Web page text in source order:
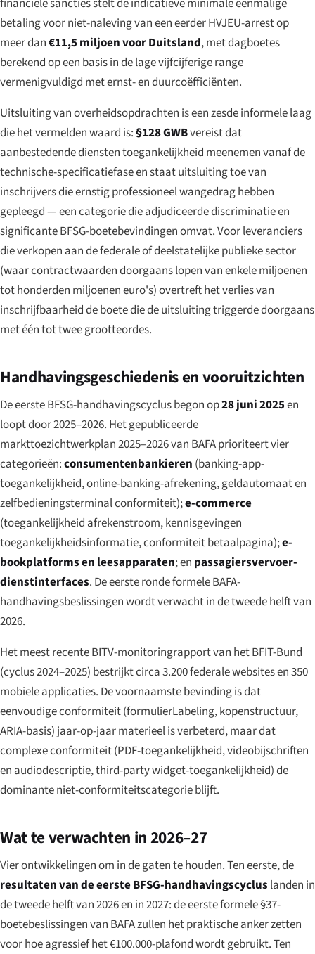
betaling voor niet-naleving van een eerder HVJEU-arrest op
meer dan€11,5 miljoen voor Duitsland, met dagboetes
berekend op een basis in de lage vijfcijferige range
vermenigvuldigd met ernst- en duurcoëfficiënten.
Uitsluiting van overheidsopdrachten is een zesde informele laag
die het vermelden waard is:§128 GWBvereist dat
aanbestedende diensten toegankelijkheid meenemen vanaf de
technische-specificatiefase en staat uitsluiting toe van
inschrijvers die ernstig professioneel wangedrag hebben
gepleegd — een categorie die adjudiceerde discriminatie en
significante BFSG-boetebevindingen omvat. Voor leveranciers
die verkopen aan de federale of deelstatelijke publieke sector
(waar contractwaarden doorgaans lopen van enkele miljoenen
tot honderden miljoenen euro's) overtreft het verlies van
inschrijfbaarheid de boete die de uitsluiting triggerde doorgaans
met één tot twee grootteordes.
Handhavingsgeschiedenis en vooruitzichten
De eerste BFSG-handhavingscyclus begon op28 juni 2025en
loopt door 2025–2026. Het gepubliceerde
markttoe­zicht­werkplan 2025–2026 van BAFA prioriteert vier
categorieën:consumentenbankieren (banking-app-
toegankelijkheid, online-banking-afrekening, geldautomaat en
zelfbedieningsterminal conformiteit);e-commerce
(toegankelijkheid afrekenstroom, kennisgevingen
toegankelijkheidsinformatie, conformiteit betaalpagina);e-
bookplatforms en leesapparaten; en passagiersvervoer-
dienst­interfaces. De eerste ronde formele BAFA-
handhavingsbeslissingen wordt verwacht in de tweede helft van
2026.
Het meest recente BITV-monitoringrapport van het BFIT-Bund
(cyclus 2024–2025) bestrijkt circa 3.200 federale websites en 350
mobiele applicaties. De voornaamste bevinding is dat
eenvoudige conformiteit (formulierLabeling, kopenstructuur,
ARIA-basis) jaar-op-jaar materieel is verbeterd, maar dat
complexe conformiteit (PDF-toegankelijkheid, videobijschriften
en audiodescriptie, third-party widget-toegankelijkheid) de
dominante niet-conformiteitscategorie blijft.
Wat te verwachten in 2026–27
Vier ontwikkelingen om in de gaten te houden. Ten eerste, de
resultaten van de eerste BFSG-handhavingscyclus landen in
de tweede helft van 2026 en in 2027: de eerste formele §37-
boete­beslissingen van BAFA zullen het praktische anker zetten
voor hoe agressief het €100.000-plafond wordt gebruikt. Ten